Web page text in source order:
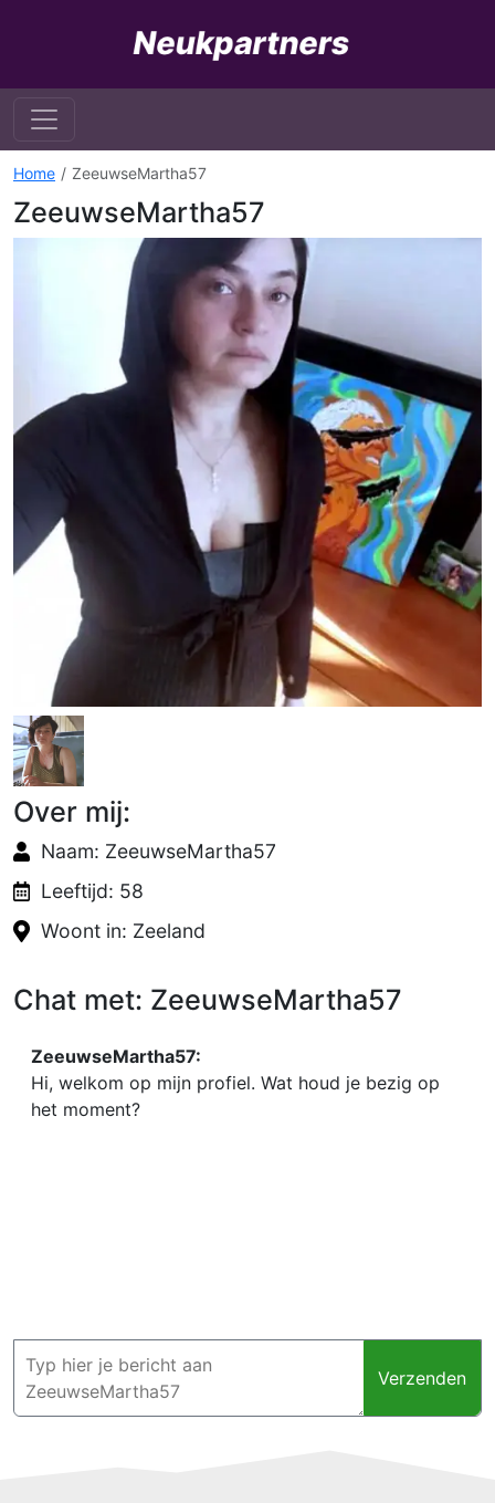
Home ZeeuwseMartha57
ZeeuwseMartha57
Over mij:
Naam: ZeeuwseMartha57
Leeftijd: 58
Woont in: Zeeland
Chat met: ZeeuwseMartha57
ZeeuwseMartha57:
Hi, welkom op mijn profiel. Wat houd je bezig op
het moment?
Verzenden